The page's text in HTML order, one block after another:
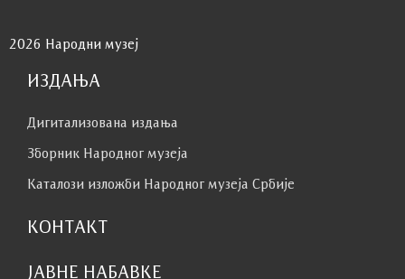
2026 Народни музеј
ИЗДАЊА
Дигитализована издања
Зборник Народног музеја
Каталози изложби Народног музеја Србије
КОНТАКТ
ЈАВНЕ НАБАВКЕ